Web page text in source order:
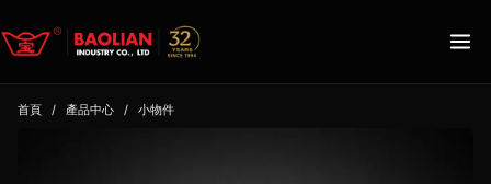
首頁 / 產品中心 / 小物件